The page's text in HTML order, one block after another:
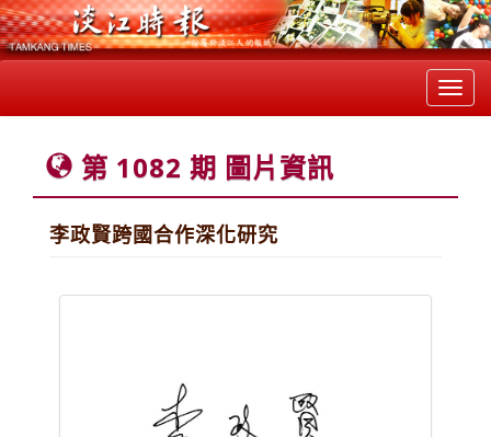
第 1082 期 圖片資訊
李政賢跨國合作深化研究